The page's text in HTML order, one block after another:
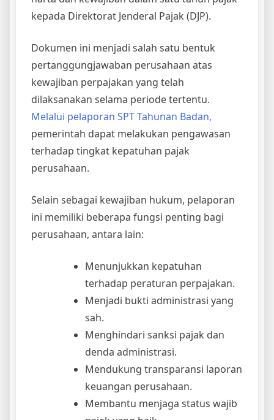
kepada Direktorat Jenderal Pajak (DJP).
Dokumen ini menjadi salah satu bentuk
pertanggungjawaban perusahaan atas
kewajiban perpajakan yang telah
dilaksanakan selama periode tertentu.
Melalui pelaporan SPT Tahunan Badan,
pemerintah dapat melakukan pengawasan
terhadap tingkat kepatuhan pajak
perusahaan.
Selain sebagai kewajiban hukum, pelaporan
ini memiliki beberapa fungsi penting bagi
perusahaan, antara lain:
Menunjukkan kepatuhan
terhadap peraturan perpajakan.
Menjadi bukti administrasi yang
sah.
Menghindari sanksi pajak dan
denda administrasi.
Mendukung transparansi laporan
keuangan perusahaan.
Membantu menjaga status wajib